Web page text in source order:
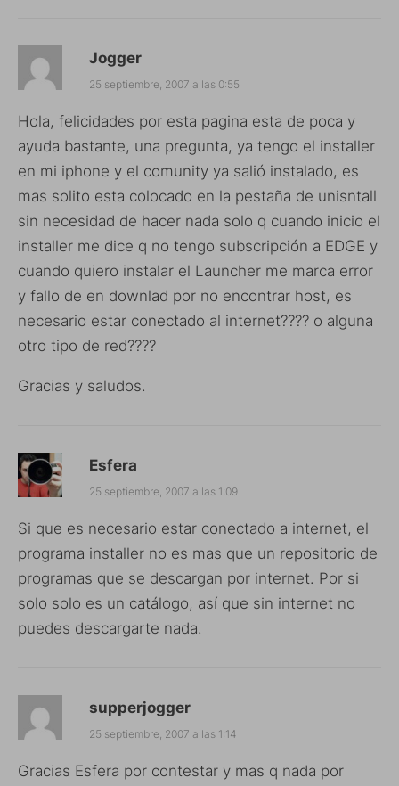
Jogger
25 septiembre, 2007 a las 0:55
Hola, felicidades por esta pagina esta de poca y
ayuda bastante, una pregunta, ya tengo el installer
en mi iphone y el comunity ya salió instalado, es
mas solito esta colocado en la pestaña de unisntall
sin necesidad de hacer nada solo q cuando inicio el
installer me dice q no tengo subscripción a EDGE y
cuando quiero instalar el Launcher me marca error
y fallo de en downlad por no encontrar host, es
necesario estar conectado al internet???? o alguna
otro tipo de red????
Gracias y saludos.
Esfera
25 septiembre, 2007 a las 1:09
Si que es necesario estar conectado a internet, el
programa installer no es mas que un repositorio de
programas que se descargan por internet. Por si
solo solo es un catálogo, así que sin internet no
puedes descargarte nada.
supperjogger
25 septiembre, 2007 a las 1:14
Gracias Esfera por contestar y mas q nada por